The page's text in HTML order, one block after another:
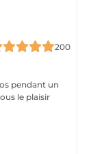
200
pendant un